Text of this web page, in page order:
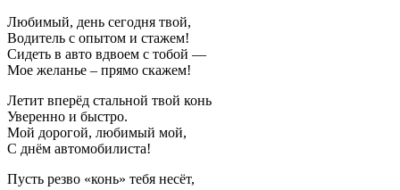
Любимый, день сегодня твой,
Водитель с опытом и стажем!
Сидеть в авто вдвоем с тобой —
Мое желанье – прямо скажем!
Летит вперёд стальной твой конь
Уверенно и быстро.
Мой дорогой, любимый мой,
С днём автомобилиста!
Пусть резво «конь» тебя несёт,